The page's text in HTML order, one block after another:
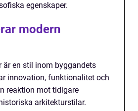
egenskaper.
modern
är en stil inom byggandets
innovation, funktionalitet och
reaktion mot tidigare
arkitekturstilar.